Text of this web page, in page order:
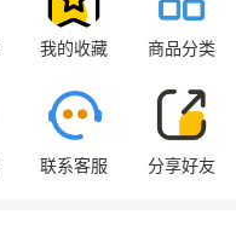
我的收藏 商品分类
联系客服 分享好友